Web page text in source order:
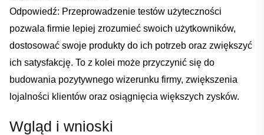
Odpowiedź: Przeprowadzenie ⁢testów użyteczności
pozwala firmie lepiej zrozumieć swoich użytkowników,‌
dostosować‍ swoje ​produkty do ich potrzeb oraz zwiększyć
ich satysfakcję. To z kolei ‌może ‍przyczynić się do
budowania pozytywnego wizerunku firmy, zwiększenia
lojalności klientów⁤ oraz osiągnięcia ⁤większych ‍zysków.
Wgląd i wnioski